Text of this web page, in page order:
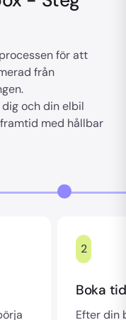
för att
från
och din elbil
med hållbar
2
Boka
Efter din